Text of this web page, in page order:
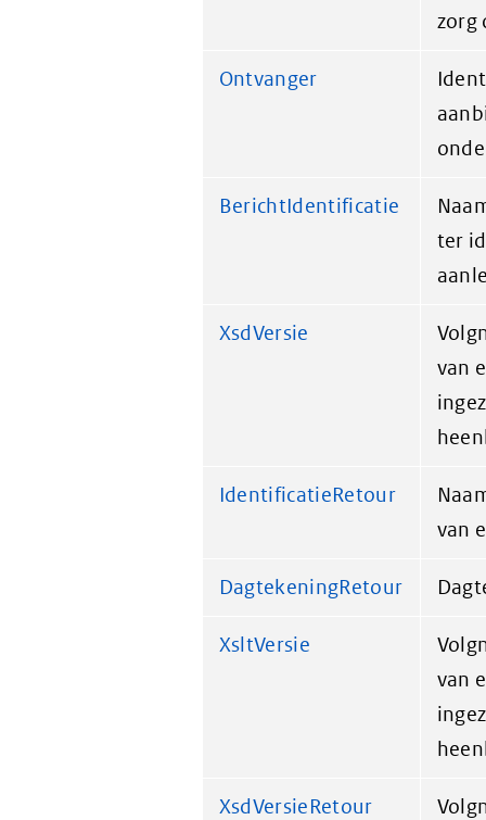
zorg
Ontvanger
BerichtIdentificatie
ter
XsdVersie
van
IdentificatieRetour
van
DagtekeningRetour
XsltVersie
van
XsdVersieRetour